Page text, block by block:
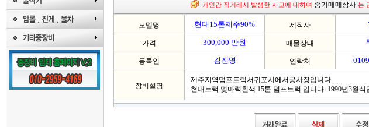
개인간 직거래시 발생한 사고에 대하여 중기매매상사 는
모델명 현대15톤제주90% 제작사
가격 300,000 만원 매물상태
등록인 김진영 연락처
장비설명
제주지역덤프트럭서귀포시에서공사장입니다.
현대트럭 몇마력흰색 15톤 덤프트럭 입니다. 1990년3월식